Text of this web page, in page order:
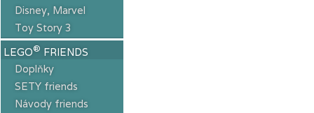
Disney, Marvel
Toy Story 3
LEGO® FRIENDS
Doplňky
SETY friends
Návody friends